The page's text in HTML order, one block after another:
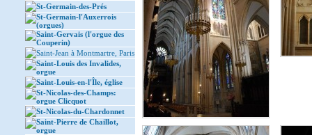
St-Germain-des-Prés
St-Germain-l'Auxerrois
(orgues)
Saint-Gervais (l'orgue des
Couperin)
Saint-Jean à Montmartre, Paris
Saint-Louis des Invalides,
orgue
Saint-Louis-en-l'Île, église
St-Nicolas-des-Champs:
orgue Clicquot
St-Nicolas-du-Chardonnet
Saint-Pierre de Chaillot,
orgue